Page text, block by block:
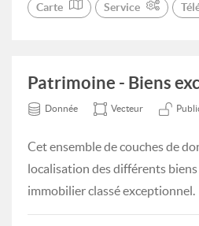
Carte Service
Patrimoine - Biens
Donnée Vecteur
Cet ensemble de couches de
localisation des différents
immobilier classé exceptionnel.